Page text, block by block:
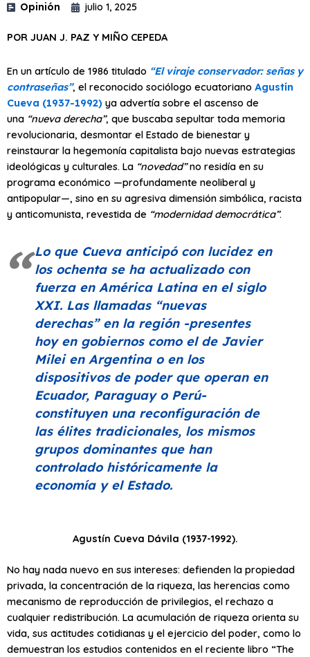
Opinión julio 1, 2025
POR JUAN J. PAZ Y MIÑO CEPEDA
En un artículo de 1986 titulado “El viraje conservador: señas y
contraseñas”, el reconocido sociólogo ecuatoriano Agustín
Cueva (1937-1992) ya advertía sobre el ascenso de
una “nueva derecha”, que buscaba sepultar toda memoria
revolucionaria, desmontar el Estado de bienestar y
reinstaurar la hegemonía capitalista bajo nuevas estrategias
ideológicas y culturales. La “novedad”no residía en su
programa económico —profundamente neoliberal y
antipopular—, sino en su agresiva dimensión simbólica, racista
y anticomunista, revestida de “modernidad democrática”.
Lo que Cueva anticipó con lucidez en
los ochenta se ha actualizado con
fuerza en América Latina en el siglo
XXI. Las llamadas “nuevas
derechas”en la región -presentes
hoy en gobiernos como el de Javier
Milei en Argentina o en los
dispositivos de poder que operan en
Ecuador, Paraguay o Perú-
constituyen una reconfiguración de
las élites tradicionales, los mismos
grupos dominantes que han
controlado históricamente la
economía y el Estado.
Agustín Cueva Dávila (1937-1992).
No hay nada nuevo en sus intereses: defienden la propiedad
privada, la concentración de la riqueza, las herencias como
mecanismo de reproducción de privilegios, el rechazo a
cualquier redistribución. La acumulación de riqueza orienta su
vida, sus actitudes cotidianas y el ejercicio del poder, como lo
demuestran los estudios contenidos en el reciente libro “The